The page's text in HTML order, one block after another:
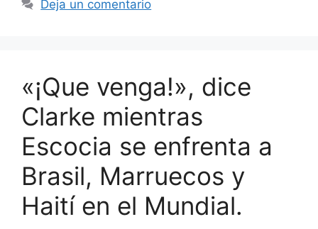
Deja un comentario
«¡Que venga!», dice
Clarke mientras
Escocia se enfrenta a
Brasil, Marruecos y
Haití en el Mundial.